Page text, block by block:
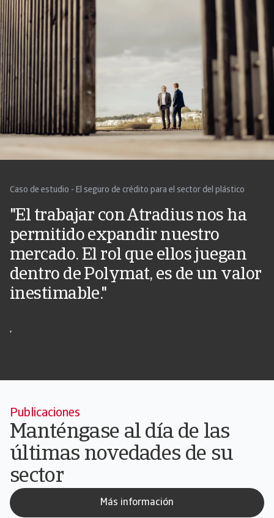
Caso de estudio - El seguro de crédito para el sector del plástico
"El trabajar con Atradius nos ha
permitido expandir nuestro
mercado. El rol que ellos juegan
dentro de Polymat, es de un valor
inestimable."
,
Publicaciones​
Manténgase al día de las
últimas novedades de su
sector​
Más información